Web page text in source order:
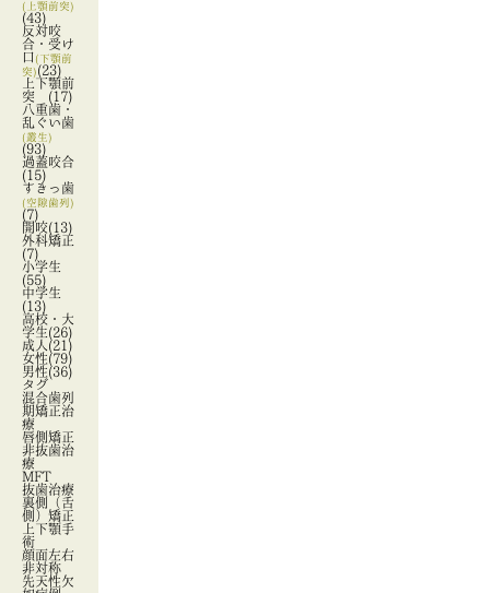
(上顎前突)
(43)
反対咬
合・受け
口 (下顎前
突)(23)
上下顎前
突 (17)
八重歯・
乱ぐい歯
(叢生)
(93)
過蓋咬合
(15)
すきっ歯
(空隙歯列)
(7)
開咬(13)
外科矯正
(7)
小学生
(55)
中学生
(13)
高校・大
学生(26)
成人 (21)
女性(79)
男性(36)
タグ
混合歯列
期矯正治
療
唇側矯正
非抜歯治
療
MFT
抜歯治療
裏側（舌
側）矯正
上下顎手
術
顔面左右
非対称
先天性欠